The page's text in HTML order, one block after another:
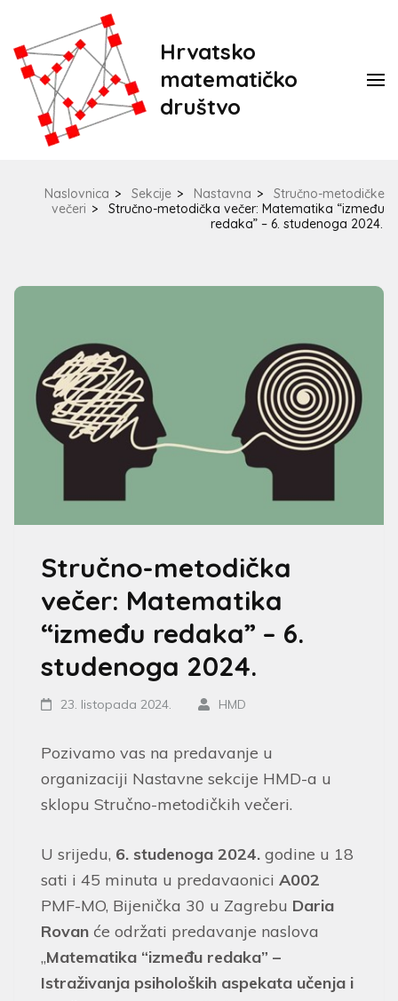
Hrvatsko
matematičko
društvo
Naslovnica > Sekcije > Nastavna >
Stručno-metodičke
večeri >
Stručno-metodička večer: Matematika “između
redaka” – 6. studenoga 2024.
Stručno-metodička
večer: Matematika
“između redaka” – 6.
studenoga 2024.
23. listopada 2024. HMD
Pozivamo vas na predavanje u
organizaciji Nastavne sekcije HMD-a u
sklopu Stručno-metodičkih večeri.
U srijedu, 6. studenoga 2024. godine u 18
sati i 45 minuta u predavaonici A002
PMF-MO, Bijenička 30 u Zagrebu Daria
Rovan će održati predavanje naslova
„Matematika “između redaka” –
Istraživanja psiholoških aspekata učenja i